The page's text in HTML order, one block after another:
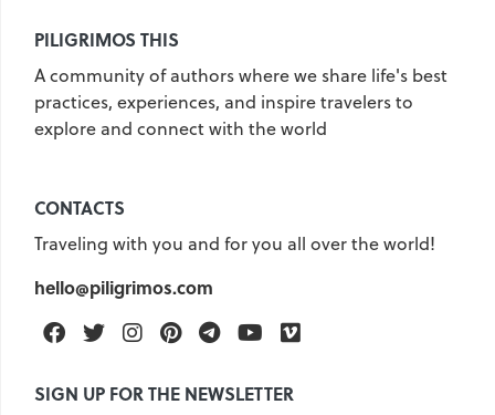
PILIGRIMOS THIS
A community of authors where we share life's best
practices, experiences, and inspire travelers to
explore and connect with the world
CONTACTS
Traveling with you and for you all over the world!
hello@piligrimos.com
FacebookTwitterInstagramPinterestTelegramYoutube
SIGN UP FOR THE NEWSLETTER